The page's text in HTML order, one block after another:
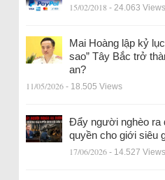
15/02/2018 - 24.063 Views
Mai Hoàng lập kỷ
sao” Tây Bắc trở
an?
11/05/2026 - 18.505 Views
Đẩy người nghèo ra
quyền cho giới siêu
17/06/2026 - 14.527 Views